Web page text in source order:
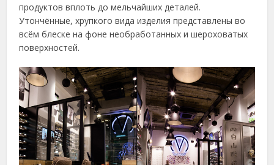
продуктов вплоть до мельчайших деталей.
Утончённые, хрупкого вида изделия представлены во
всём блеске на фоне необработанных и шероховатых
поверхностей.